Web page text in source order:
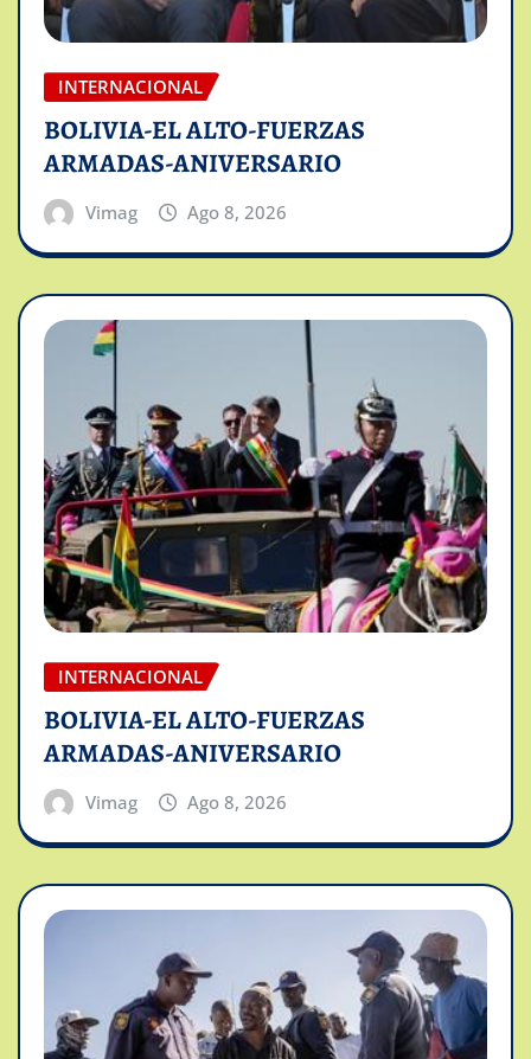
INTERNACIONAL
BOLIVIA-EL ALTO-FUERZAS
ARMADAS-ANIVERSARIO
Vimag Ago 8, 2026
INTERNACIONAL
BOLIVIA-EL ALTO-FUERZAS
ARMADAS-ANIVERSARIO
Vimag Ago 8, 2026